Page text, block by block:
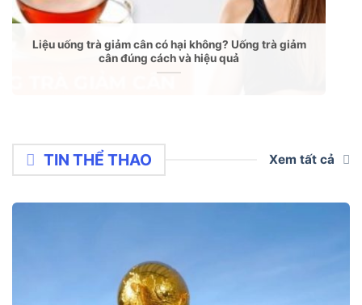
Liệu uống trà giảm cân có hại không? Uống trà giảm
cân đúng cách và hiệu quả
TIN THỂ THAO Xem tất cả